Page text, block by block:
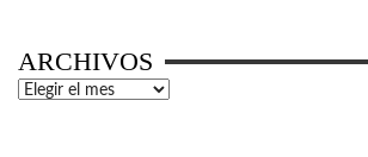
ARCHIVOS
Archivos